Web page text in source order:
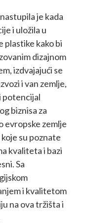
je kada
i uložila u
plastike kako bi
dizajnom
izdvajajući se
i van zemlje,
potencijal
biznisa za
evropske zemlje
su poznate
kvaliteta i bazi
Sa
i kvalitetom
na ova tržišta i